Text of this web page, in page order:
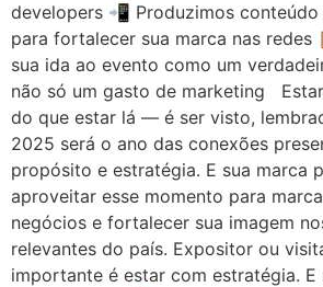
developers 📲 Produzimos
para fortalecer sua marca nas redes
sua ida ao evento como um
não só um gasto de marketing
do que estar lá — é ser visto,
2025 será o ano das conexões
propósito e estratégia. E sua marca
aproveitar esse momento para
negócios e fortalecer sua imagem
relevantes do país. Expositor ou
importante é estar com estratégia. E